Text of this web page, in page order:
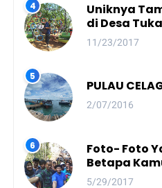
Uniknya
di Desa
11/23/2017
PULAU
2/07/2016
Foto- Foto
Betapa
Panjat
5/29/2017